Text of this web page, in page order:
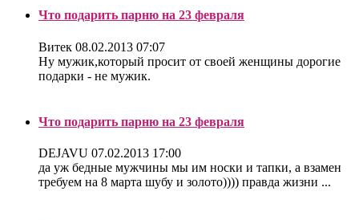
Что подарить парню на 23 февраля
Витек 08.02.2013 07:07
Ну мужик,который просит от своей женщины дорогие
подарки - не мужик.
Что подарить парню на 23 февраля
DEJAVU 07.02.2013 17:00
да уж бедные мужчины мы им носки и тапки, а взамен
требуем на 8 марта шубу и золото)))) правда жизни ...